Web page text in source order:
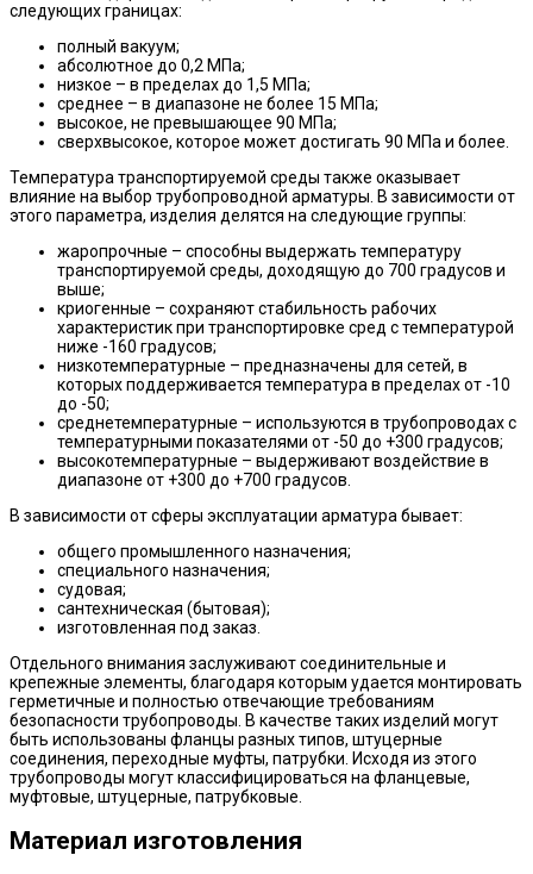
следующих границах:
полный вакуум;
абсолютное до 0,2 МПа;
низкое – в пределах до 1,5 МПа;
среднее – в диапазоне не более 15 МПа;
высокое, не превышающее 90 МПа;
сверхвысокое, которое может достигать 90 МПа и более.
Температура транспортируемой среды также оказывает
влияние на выбор трубопроводной арматуры. В зависимости от
этого параметра, изделия делятся на следующие группы:
жаропрочные – способны выдержать температуру
транспортируемой среды, доходящую до 700 градусов и
выше;
криогенные – сохраняют стабильность рабочих
характеристик при транспортировке сред с температурой
ниже -160 градусов;
низкотемпературные – предназначены для сетей, в
которых поддерживается температура в пределах от -10
до -50;
среднетемпературные – используются в трубопроводах с
температурными показателями от -50 до +300 градусов;
высокотемпературные – выдерживают воздействие в
диапазоне от +300 до +700 градусов.
В зависимости от сферы эксплуатации арматура бывает:
общего промышленного назначения;
специального назначения;
судовая;
сантехническая (бытовая);
изготовленная под заказ.
Отдельного внимания заслуживают соединительные и
крепежные элементы, благодаря которым удается монтировать
герметичные и полностью отвечающие требованиям
безопасности трубопроводы. В качестве таких изделий могут
быть использованы фланцы разных типов, штуцерные
соединения, переходные муфты, патрубки. Исходя из этого
трубопроводы могут классифицироваться на фланцевые,
муфтовые, штуцерные, патрубковые.
Материал изготовления